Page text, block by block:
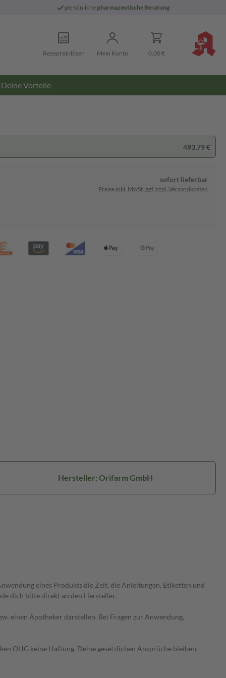
persönliche pharmazeutische Beratung
Rezept einlösen Mein Konto 0,00 €
Deine Vorteile
493,79 €
sofort lieferbar
Preise inkl. MwSt. ggf. zzgl. Versandkosten
Hersteller: Orifarm GmbH
eines Produkts die Zeit, die Anleitungen, Etiketten und
dich bitte direkt an den Hersteller.
einen Apotheker darstellen. Bei Fragen zur Anwendung,
OHG keine Haftung. Deine gesetzlichen Ansprüche bleiben